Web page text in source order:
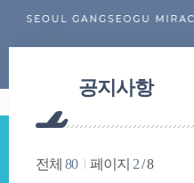
공지사항
전체 80 페이지 2/ 8